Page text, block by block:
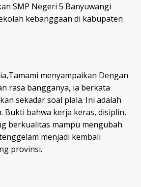
SMP Negeri 5 Banyuwangi
kebanggaan di kabupaten
menyampaikan Dengan
rasa bangganya, ia berkata
sekadar soal piala. Ini adalah
Bukti bahwa kerja keras, disiplin,
berkualitas mampu mengubah
menjadi kembali
provinsi.